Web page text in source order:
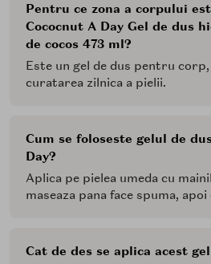
Pentru ce zona a corpului
Cococnut A Day Gel de dus
de cocos 473 ml?
Este un gel de dus pentru
curatarea zilnica a pielii.
Cum se foloseste gelul de
Day?
Aplica pe pielea umeda cu
maseaza pana face spuma,
Cat de des se aplica acest